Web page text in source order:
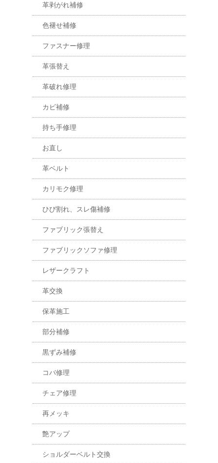
革剥がれ補修
色褪せ補修
ファスナー修理
革張替え
革破れ修理
カビ補修
持ち手修理
お直し
革ベルト
カリモク修理
ひび割れ、スレ傷補修
ファブリック張替え
ファブリックソファ修理
レザークラフト
革交換
保革施工
部分補修
黒ずみ補修
コバ修理
チェア修理
再メッキ
艶アップ
ショルダーベルト交換